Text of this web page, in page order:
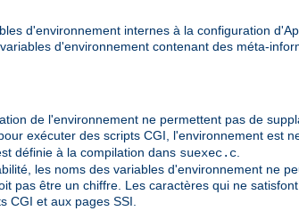
d'environnement internes à la configuration
d'environnement contenant des méta-
de l'environnement ne permettent pas de
exécuter des scripts CGI, l'environnement est
définie à la compilation dans suexec.c
les noms des variables d'environnement ne
pas être un chiffre. Les caractères qui ne
CGI et aux pages SSI.